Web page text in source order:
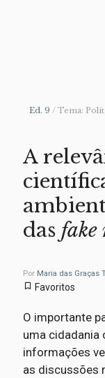
Ed. 9 / Tema:
A
das fake
Por Maria das Graças
bookmark_border Favoritos
O importante
uma cidadania
informações
as discussões